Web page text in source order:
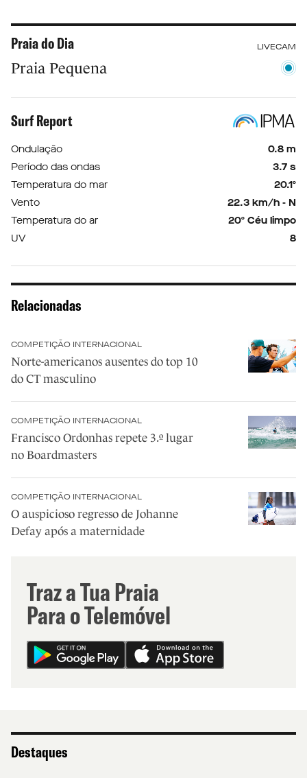
Praia do Dia LIVECAM
Praia Pequena
Surf Report
Ondulação
0.8 m
Período das ondas
3.7 s
Temperatura do mar
20.1º
Vento
22.3 km/h - N
Temperatura do ar
20º Céu limpo
UV
8
Relacionadas
COMPETIÇÃO INTERNACIONAL
Norte-americanos ausentes do top 10
do CT masculino
COMPETIÇÃO INTERNACIONAL
Francisco Ordonhas repete 3.º lugar
no Boardmasters
COMPETIÇÃO INTERNACIONAL
O auspicioso regresso de Johanne
Defay após a maternidade
Traz a Tua Praia
Para o Telemóvel
Destaques